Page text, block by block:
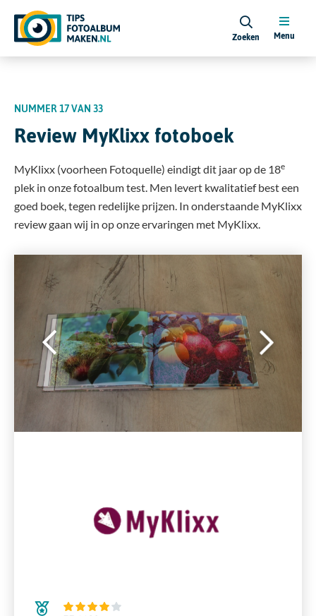
Zoeken Menu
NUMMER 17VAN 33
Review MyKlixx fotoboek
MyKlixx (voorheen Fotoquelle) eindigt dit jaar op de 18e
plek in onze fotoalbum test. Men levert kwalitatief best een
goed boek, tegen redelijke prijzen. In onderstaande MyKlixx
review gaan wij in op onze ervaringen met MyKlixx.